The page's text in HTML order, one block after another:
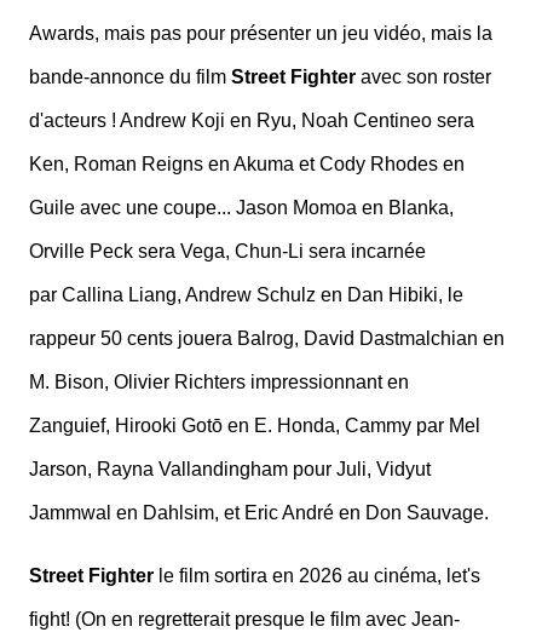
Awards, mais pas pour présenter un jeu vidéo, mais la
bande-annonce du film Street Fighter avec son roster
d'acteurs ! Andrew Koji en Ryu, Noah Centineo sera
Ken, Roman Reigns en Akuma et Cody Rhodes en
Guile avec une coupe... Jason Momoa en Blanka,
Orville Peck sera Vega, Chun-Li sera incarnée
par Callina Liang, Andrew Schulz en Dan Hibiki, le
rappeur 50 cents jouera Balrog, David Dastmalchian en
M. Bison, Olivier Richters impressionnant en
Zanguief, Hirooki Gotō en E. Honda, Cammy par Mel
Jarson, Rayna Vallandingham pour Juli, Vidyut
Jammwal en Dahlsim, et Eric André en Don Sauvage.
Street Fighter le film sortira en 2026 au cinéma, let's
fight! (On en regretterait presque le film avec Jean-